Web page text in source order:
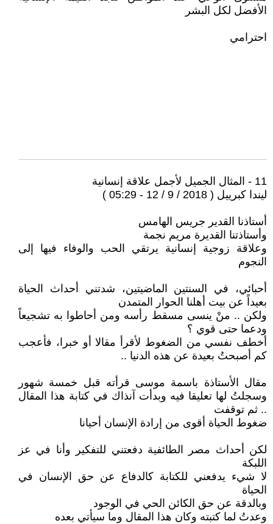
الأفضل لكل البشر
احترامي
11 - المثال الجميل لأجمل علاقة إنسانية
ليندا كبرييل ( 2018 / 9 / 12 - 05:29 )
أستاذنا القدير جريس الهامس
وأستاذتنا القديرة مريم نجمة
وعلاقة زوجية إنسانية يرتقي الحب والوفاء فيها إلى
النجوم
أحبائي، في السنتين الماضيتين، شدتني أحداث الحياة
بعيداً عن بيت أهلنا الحوار المتمدن
ولكن .. منْ ينسى مسقط رأسه ومن أحاطوا به تشجيعاً
ودعما حتى قوي ؟
أخطف نفسي من الضغوط لأقرأ مقالا أو خبرا، فأعجب
كم أصبحتُ بعيدة عن هذه الدنيا ..
مقال الأستاذة باسمة موسى قرأته قبل خمسة شهور
وسجلتُ لها تعليقا فيه وبدأت آنذاك في كتابة هذا المقال
.. ثم توقفت
ضغوط الحياة أقوى من إرادة الإنسان أحيانا
لكن أحداث مصر الطائفية دفعتني للتفكير وأنا في عز
اللبكة
لا شيء يدفعني للكتابة كالدفاع عن حق الإنسان في
الحياة
وبالدقة عن حق الكائن الحي في الوجود
وعدتُ لما كتبته وكان هذا المقال وما سيأتي بعده